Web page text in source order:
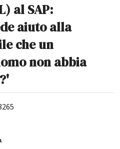
al SAP:
aiuto alla
che un
non abbia